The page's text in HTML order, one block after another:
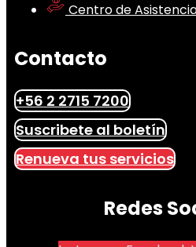
Centro de
Contacto
+56 2 2715 7200
Suscribete al boletín
Renueva tus servicios
Redes